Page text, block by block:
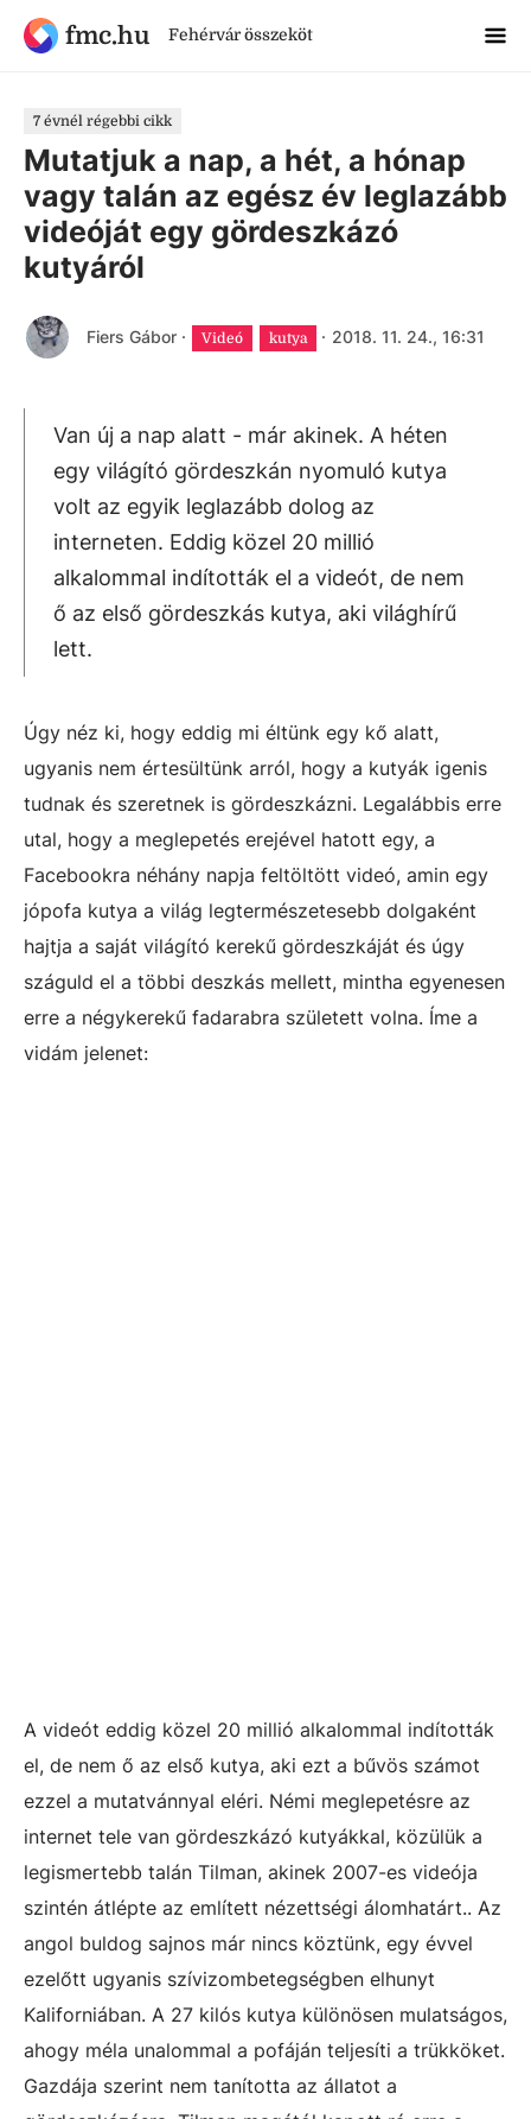
fmc.hu Fehérvár összeköt
7 évnél régebbi cikk
Mutatjuk a nap, a hét, a hónap
vagy talán az egész év leglazább
videóját egy gördeszkázó
kutyáról
Fiers Gábor · Videó kutya · 2018. 11. 24., 16:31
Van új a nap alatt - már akinek. A héten
egy világító gördeszkán nyomuló kutya
volt az egyik leglazább dolog az
interneten. Eddig közel 20 millió
alkalommal indították el a videót, de nem
ő az első gördeszkás kutya, aki világhírű
lett.
Úgy néz ki, hogy eddig mi éltünk egy kő alatt,
ugyanis nem értesültünk arról, hogy a kutyák igenis
tudnak és szeretnek is gördeszkázni. Legalábbis erre
utal, hogy a meglepetés erejével hatott egy, a
Facebookra néhány napja feltöltött videó, amin egy
jópofa kutya a világ legtermészetesebb dolgaként
hajtja a saját világító kerekű gördeszkáját és úgy
száguld el a többi deszkás mellett, mintha egyenesen
erre a négykerekű fadarabra született volna. Íme a
vidám jelenet:
A videót eddig közel 20 millió alkalommal indították
el, de nem ő az első kutya, aki ezt a bűvös számot
ezzel a mutatvánnyal eléri. Némi meglepetésre az
internet tele van gördeszkázó kutyákkal, közülük a
legismertebb talán Tilman, akinek 2007-es videója
szintén átlépte az említett nézettségi álomhatárt.. Az
angol buldog sajnos már nincs köztünk, egy évvel
ezelőtt ugyanis szívizombetegségben elhunyt
Kaliforniában. A 27 kilós kutya különösen mulatságos,
ahogy méla unalommal a pofáján teljesíti a trükköket.
Gazdája szerint nem tanította az állatot a